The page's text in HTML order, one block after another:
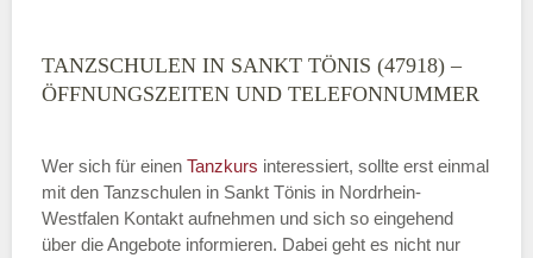
TANZSCHULEN IN SANKT TÖNIS (47918) –
ÖFFNUNGSZEITEN UND TELEFONNUMMER
Wer sich für einen Tanzkurs interessiert, sollte erst einmal
mit den Tanzschulen in Sankt Tönis in Nordrhein-
Westfalen Kontakt aufnehmen und sich so eingehend
über die Angebote informieren. Dabei geht es nicht nur